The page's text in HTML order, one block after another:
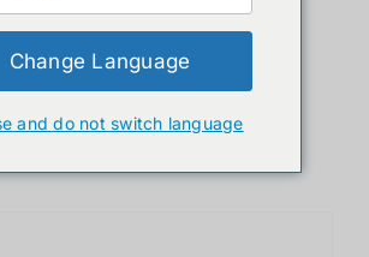
24 Products
Change Language
and do not switch language